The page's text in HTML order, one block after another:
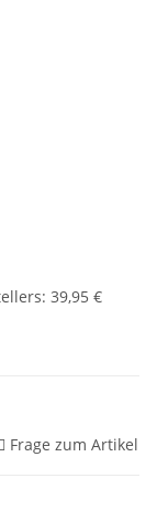
: 39,95 €
Frage zum Artikel